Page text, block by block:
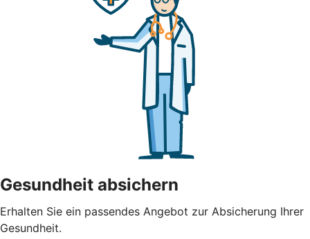
Gesundheit absichern
Erhalten Sie ein passendes Angebot zur Absicherung Ihrer
Gesundheit.